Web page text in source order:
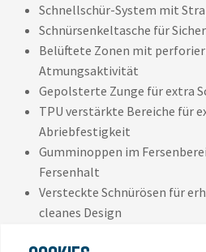
Schnellschür-System mit
Schnürsenkeltasche für
Belüftete Zonen mit
Atmungsaktivität
Gepolsterte Zunge für extra
TPU verstärkte Bereiche für
Abriebfestigkeit
Gumminoppen im
Fersenhalt
Versteckte Schnürösen für
cleanes Design